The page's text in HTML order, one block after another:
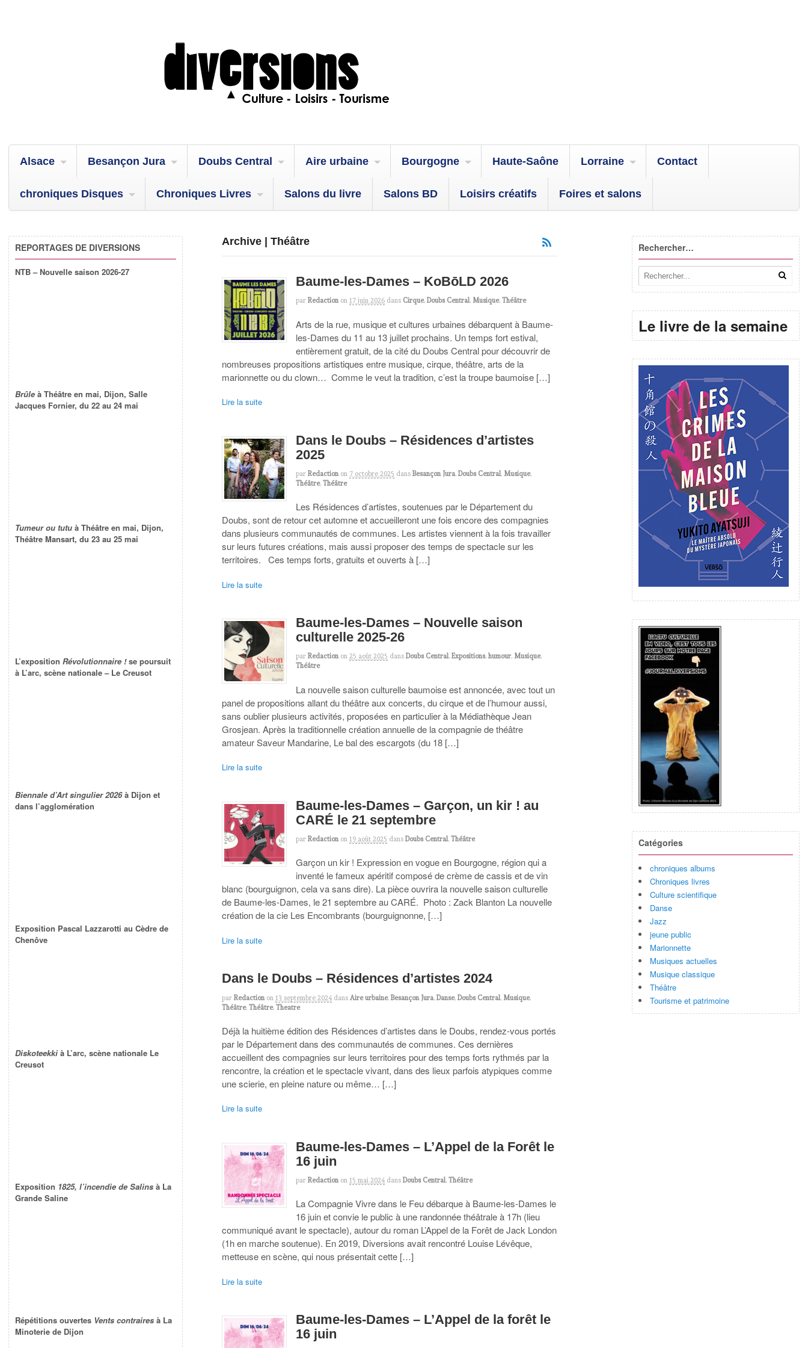
Alsace Besançon Jura Doubs Central Aire urbaine Bourgogne Haute-Saône Lorraine Contact
chroniques Disques Chroniques Livres Salons du livre Salons BD Loisirs créatifs Foires et salons
Archive | Théâtre
Baume-les-Dames – KoBōLD 2026
par Redaction on 17 juin 2026 dans Cirque,Doubs Central,Musique,Théâtre
Arts de la rue, musique et cultures urbaines débarquent à Baume-
les-Dames du 11 au 13 juillet prochains. Un temps fort estival,
entièrement gratuit, de la cité du Doubs Central pour découvrir de
nombreuses propositions artistiques entre musique, cirque, théâtre, arts de la
marionnette ou du clown… Comme le veut la tradition, c’est la troupe baumoise […]
Lire la suite
Dans le Doubs – Résidences d’artistes
2025
par Redaction on 7 octobre 2025 dans Besançon Jura,Doubs Central,Musique,
Théâtre,Théâtre
Les Résidences d’artistes, soutenues par le Département du
Doubs, sont de retour cet automne et accueilleront une fois encore des compagnies
dans plusieurs communautés de communes. Les artistes viennent à la fois travailler
sur leurs futures créations, mais aussi proposer des temps de spectacle sur les
territoires. Ces temps forts, gratuits et ouverts à […]
Lire la suite
Baume-les-Dames – Nouvelle saison
culturelle 2025-26
par Redaction on 25 août 2025 dans Doubs Central,Expositions,humour,Musique,
Théâtre
La nouvelle saison culturelle baumoise est annoncée, avec tout un
panel de propositions allant du théâtre aux concerts, du cirque et de l’humour aussi,
sans oublier plusieurs activités, proposées en particulier à la Médiathèque Jean
Grosjean. Après la traditionnelle création annuelle de la compagnie de théâtre
amateur Saveur Mandarine, Le bal des escargots (du 18 […]
Lire la suite
Baume-les-Dames – Garçon, un kir ! au
CARÉ le 21 septembre
par Redaction on 19 août 2025 dans Doubs Central,Théâtre
Garçon un kir ! Expression en vogue en Bourgogne, région qui a
inventé le fameux apéritif composé de crème de cassis et de vin
blanc (bourguignon, cela va sans dire). La pièce ouvrira la nouvelle saison culturelle
de Baume-les-Dames, le 21 septembre au CARÉ. Photo : Zack Blanton La nouvelle
création de la cie Les Encombrants (bourguignonne, […]
Lire la suite
Dans le Doubs – Résidences d’artistes 2024
par Redaction on 13 septembre 2024 dans Aire urbaine,Besançon Jura,Danse,Doubs Central, Musique,
Théâtre,Théâtre,Theatre
Déjà la huitième édition des Résidences d’artistes dans le Doubs, rendez-vous portés
par le Département dans des communautés de communes. Ces dernières
accueillent des compagnies sur leurs territoires pour des temps forts rythmés par la
rencontre, la création et le spectacle vivant, dans des lieux parfois atypiques comme
une scierie, en pleine nature ou même… […]
Lire la suite
Baume-les-Dames – L’Appel de la Forêt le
16 juin
par Redaction on 15 mai 2024 dans Doubs Central,Théâtre
La Compagnie Vivre dans le Feu débarque à Baume-les-Dames le
16 juin et convie le public à une randonnée théâtrale à 17h (lieu
communiqué avant le spectacle), autour du roman L’Appel de la Forêt de Jack London
(1h en marche soutenue). En 2019, Diversions avait rencontré Louise Lévêque,
metteuse en scène, qui nous présentait cette […]
Lire la suite
Baume-les-Dames – L’Appel de la forêt le
16 juin
Rechercher…
Le livre de la semaine
Catégories
chroniques albums
Chroniques livres
Culture scientifique
Danse
Jazz
jeune public
Marionnette
Musiques actuelles
Musique classique
Théâtre
Tourisme et patrimoine
REPORTAGES DE DIVERSIONS
NTB – Nouvelle saison 2026-27
Brûle à Théâtre en mai, Dijon, Salle
Jacques Fornier, du 22 au 24 mai
Tumeur ou tutu à Théâtre en mai, Dijon,
Théâtre Mansart, du 23 au 25 mai
L’exposition Révolutionnaire !se poursuit
à L’arc, scène nationale – Le Creusot
Biennale d’Art singulier 2026à Dijon et
dans l’agglomération
Exposition Pascal Lazzarotti au Cèdre de
Chenôve
Diskoteekki à L’arc, scène nationale Le
Creusot
Exposition 1825, l’incendie de Salins à La
Grande Saline
Répétitions ouvertes Vents contraires à La
Minoterie de Dijon